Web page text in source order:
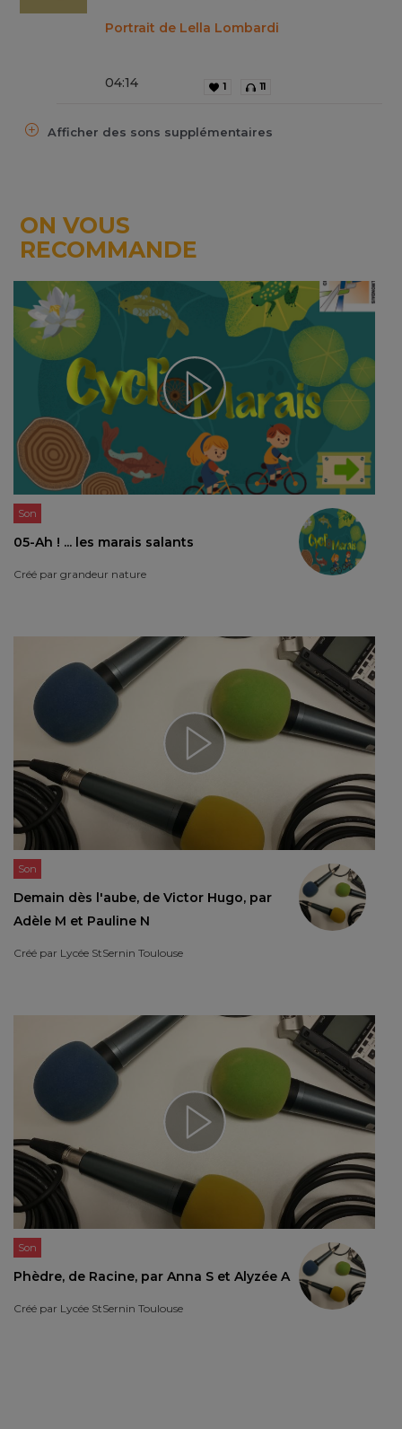
Portrait de Lella Lombardi
04:14 1 11
Afficher des sons supplémentaires
ON VOUS
RECOMMANDE
Son
05-Ah ! ... les marais salants
Créé par grandeur nature
Son
Demain dès l'aube, de Victor Hugo, par
Adèle M et Pauline N
Créé par Lycée StSernin Toulouse
Son
Phèdre, de Racine, par Anna S et Alyzée A
Créé par Lycée StSernin Toulouse